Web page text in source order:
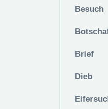
Besuch
Brief
Dieb